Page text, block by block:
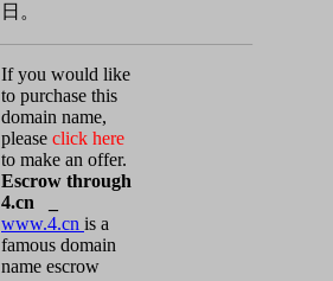
日。
If you would like
to purchase this
domain name,
please click here
to make an offer.
Escrow through
4.cn _
www.4.cn is a
famous domain
name escrow